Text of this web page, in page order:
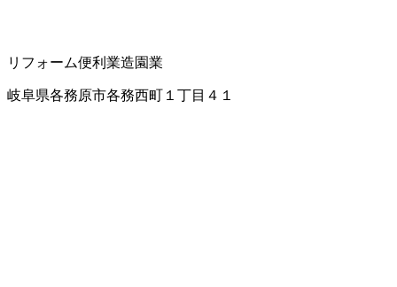
リフォーム便利業造園業
岐阜県各務原市各務西町１丁目４１